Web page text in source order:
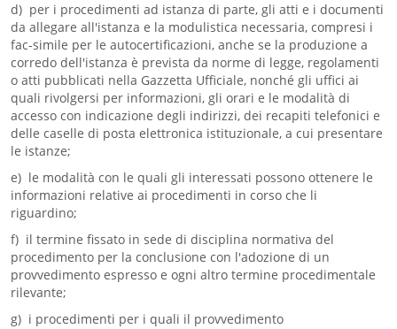
d) per i procedimenti ad istanza di parte, gli atti e i documenti
da allegare all'istanza e la modulistica necessaria, compresi i
fac-simile per le autocertificazioni, anche se la produzione a
corredo dell'istanza è prevista da norme di legge, regolamenti
o atti pubblicati nella Gazzetta Ufficiale, nonché gli uffici ai
quali rivolgersi per informazioni, gli orari e le modalità di
accesso con indicazione degli indirizzi, dei recapiti telefonici e
delle caselle di posta elettronica istituzionale, a cui presentare
le istanze;
e) le modalità con le quali gli interessati possono ottenere le
informazioni relative ai procedimenti in corso che li
riguardino;
f) il termine fissato in sede di disciplina normativa del
procedimento per la conclusione con l'adozione di un
provvedimento espresso e ogni altro termine procedimentale
rilevante;
g) i procedimenti per i quali il provvedimento